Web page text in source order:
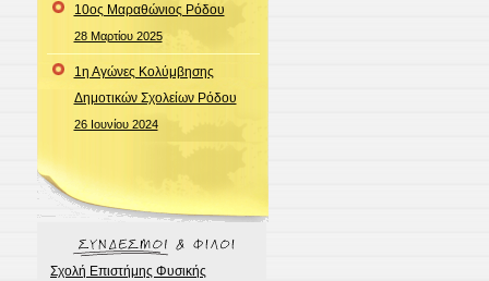
10oς Μαραθώνιος Ρόδου
28 Μαρτίου 2025
1η Αγώνες Κολύμβησης
Δημοτικών Σχολείων Ρόδου
26 Ιουνίου 2024
Σχολή Επιστήμης Φυσικής